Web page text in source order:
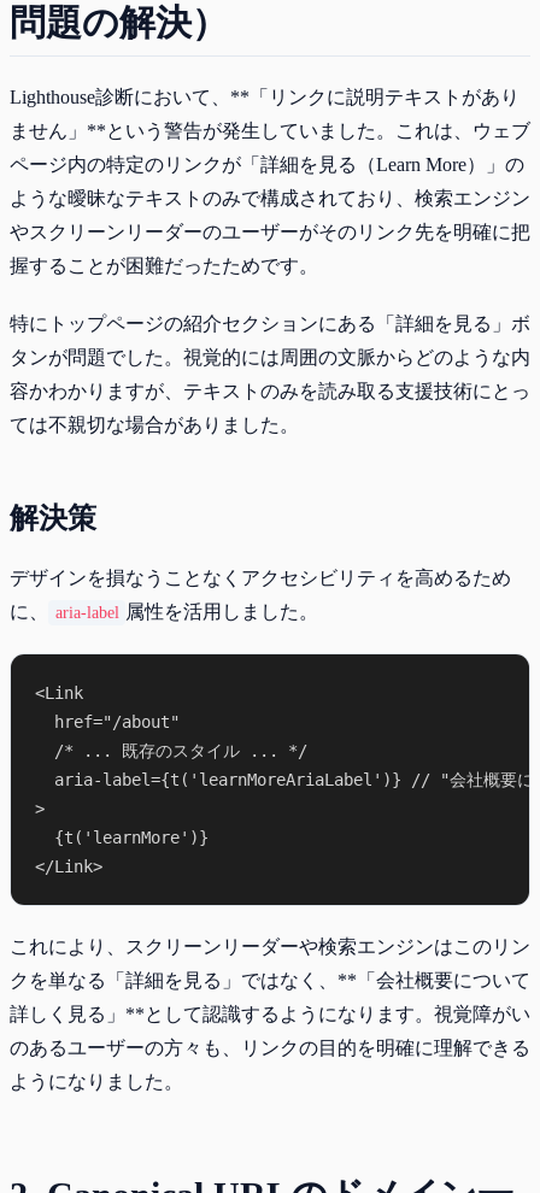
問題の解決）
Lighthouse診断において、**「リンクに説明テキストがあり
ません」**という警告が発生していました。これは、ウェブ
ページ内の特定のリンクが「詳細を見る（Learn More）」の
ような曖昧なテキストのみで構成されており、検索エンジン
やスクリーンリーダーのユーザーがそのリンク先を明確に把
握することが困難だったためです。
特にトップページの紹介セクションにある「詳細を見る」ボ
タンが問題でした。視覚的には周囲の文脈からどのような内
容かわかりますが、テキストのみを読み取る支援技術にとっ
ては不親切な場合がありました。
解決策
デザインを損なうことなくアクセシビリティを高めるため
に、
aria-label 属性を活用しました。
<Link
  href="/about"
  /* ... 既存のスタイル ... */
aria-label={t('learnMoreAriaLabel')} // "会社概要に
>
  {t('learnMore')}
これにより、スクリーンリーダーや検索エンジンはこのリン
クを単なる「詳細を見る」ではなく、**「会社概要について
詳しく見る」**として認識するようになります。視覚障がい
のあるユーザーの方々も、リンクの目的を明確に理解できる
ようになりました。